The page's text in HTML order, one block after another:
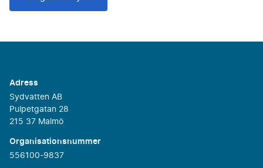
Adress
Sydvatten AB
Pulpetgatan 28
215 37 Malmö
Organisationsnummer
556100-9837